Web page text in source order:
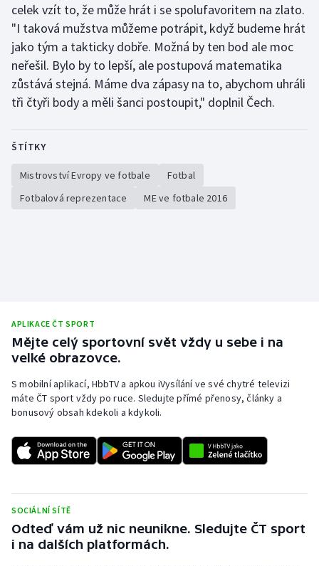
Ostatní
celek vzít to, že může hrát i se spolufavoritem na zlato.
"I taková mužstva můžeme potrápit, když budeme hrát
jako tým a takticky dobře. Možná by ten bod ale moc
neřešil. Bylo by to lepší, ale postupová matematika
zůstává stejná. Máme dva zápasy na to, abychom uhráli
tři čtyři body a měli šanci postoupit," doplnil Čech.
ŠTÍTKY
Mistrovství Evropy ve fotbale
Fotbal
Fotbalová reprezentace
ME ve fotbale 2016
APLIKACE ČT SPORT
Mějte celý sportovní svět vždy u sebe i na
velké obrazovce.
S mobilní aplikací, HbbTV a apkou iVysílání ve své chytré televizi
máte ČT sport vždy po ruce. Sledujte přímé přenosy, články a
bonusový obsah kdekoli a kdykoli.
SOCIÁLNÍ SÍTĚ
Odteď vám už nic neunikne. Sledujte ČT sport
i na dalších platformách.